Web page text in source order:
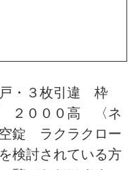
・３枚引違 枠
２０００高 〈ネ
錠 ラクラクロー
検討されている方